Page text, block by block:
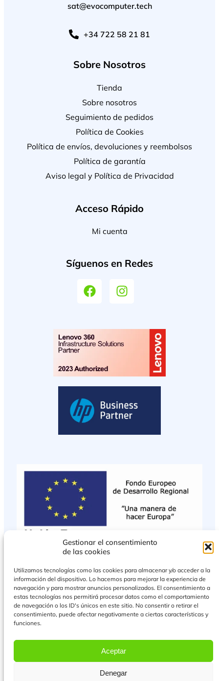
Gestionar el consentimiento
de las cookies
Utilizamos tecnologías como las cookies para almacenar y/o acceder a la
información del dispositivo. Lo hacemos para mejorar la experiencia de
navegación y para mostrar anuncios personalizados. El consentimiento a
estas tecnologías nos permitirá procesar datos como el comportamiento
de navegación o los ID's únicos en este sitio. No consentir o retirar el
consentimiento, puede afectar negativamente a ciertas características y
funciones.
Aceptar
Denegar
sat@evocomputer.tech
+34 722 58 21 81
Sobre Nosotros
Tienda
Sobre nosotros
Seguimiento de pedidos
Política de Cookies
Política de envíos, devoluciones y reembolsos
Política de garantía
Aviso legal y Política de Privacidad
Acceso Rápido
Mi cuenta
Síguenos en Redes
Más Información